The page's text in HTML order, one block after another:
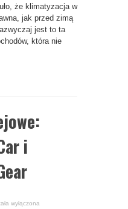
że klimatyzacja w
jak przed zimą
jest to ta
która nie
i
wyłączona